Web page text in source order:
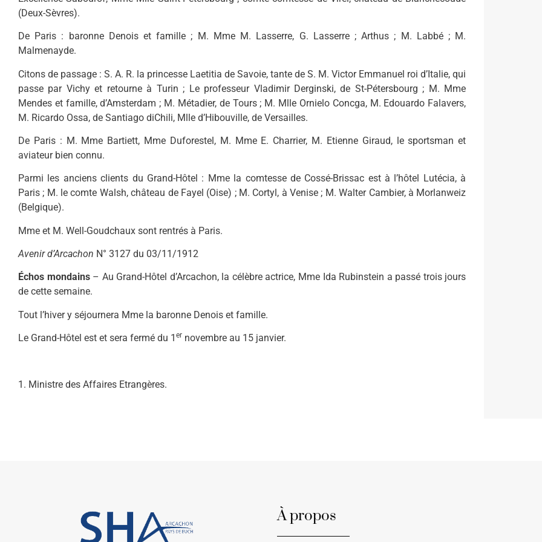
(Deux-Sèvres).
De Paris : baronne Denois et famille ; M. Mme M. Lasserre, G. Lasserre ; Arthus ; M. Labbé ; M.
Malmenayde.
Citons de passage : S. A. R. la princesse Laetitia de Savoie, tante de S. M. Victor Emmanuel roi d’Italie, qui
passe par Vichy et retourne à Turin ; Le professeur Vladimir Derginski, de St-Pétersbourg ; M. Mme
Mendes et famille, d’Amsterdam ; M. Métadier, de Tours ; M. Mlle Ornielo Concga, M. Edouardo Falavers,
M. Ricardo Ossa, de Santiago diChili, Mlle d’Hibouville, de Versailles.
De Paris : M. Mme Bartiett, Mme Duforestel, M. Mme E. Charrier, M. Etienne Giraud, le sportsman et
aviateur bien connu.
Parmi les anciens clients du Grand-Hôtel : Mme la comtesse de Cossé-Brissac est à l’hôtel Lutécia, à
Paris ; M. le comte Walsh, château de Fayel (Oise) ; M. Cortyl, à Venise ; M. Walter Cambier, à Morlanweiz
(Belgique).
Mme et M. Well-Goudchaux sont rentrés à Paris.
Avenir d’Arcachon N° 3127 du 03/11/1912
Échos mondains– Au Grand-Hôtel d’Arcachon, la célèbre actrice, Mme Ida Rubinstein a passé trois jours
de cette semaine.
Tout l’hiver y séjournera Mme la baronne Denois et famille.
Le Grand-Hôtel est et sera fermé du 1 er novembre au 15 janvier.
1. Ministre des Affaires Etrangères.
À propos